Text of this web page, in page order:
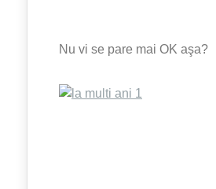
Nu vi se pare mai OK aşa?